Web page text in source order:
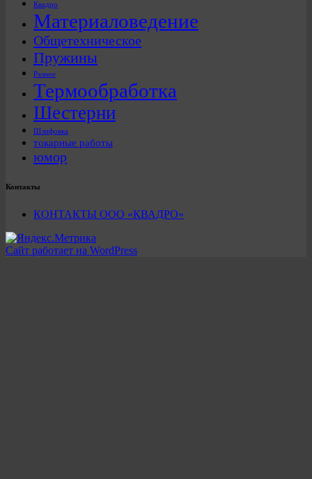
Квадро
Материаловедение
Общетехническое
Пружины
Разное
Термообработка
Шестерни
Шлифовка
токарные работы
юмор
Контакты
КОНТАКТЫ ООО «КВАДРО»
Сайт работает на WordPress